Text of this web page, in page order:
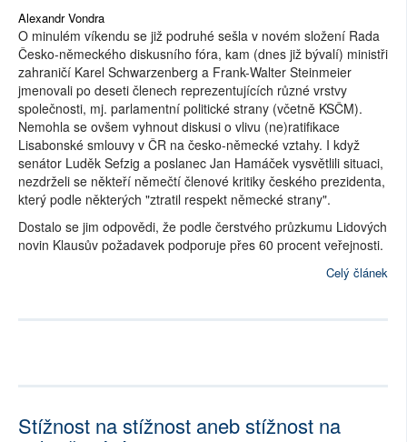
Alexandr Vondra
O minulém víkendu se již podruhé sešla v novém složení Rada
Česko-německého diskusního fóra, kam (dnes již bývalí) ministři
zahraničí Karel Schwarzenberg a Frank-Walter Steinmeier
jmenovali po deseti členech reprezentujících různé vrstvy
společnosti, mj. parlamentní politické strany (včetně KSČM).
Nemohla se ovšem vyhnout diskusi o vlivu (ne)ratifikace
Lisabonské smlouvy v ČR na česko-německé vztahy. I když
senátor Luděk Sefzig a poslanec Jan Hamáček vysvětlili situaci,
nezdrželi se někteří němečtí členové kritiky českého prezidenta,
který podle některých "ztratil respekt německé strany".
Dostalo se jim odpovědi, že podle čerstvého průzkumu Lidových
novin Klausův požadavek podporuje přes 60 procent veřejnosti.
Celý článek
Stížnost na stížnost aneb stížnost na